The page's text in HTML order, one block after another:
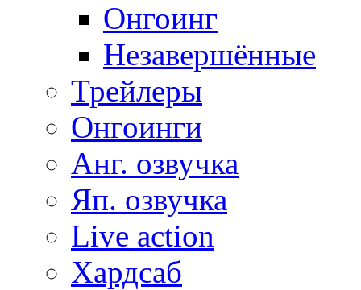
Онгоинг
Незавершённые
Трейлеры
Онгоинги
Анг. озвучка
Яп. озвучка
Live action
Хардсаб